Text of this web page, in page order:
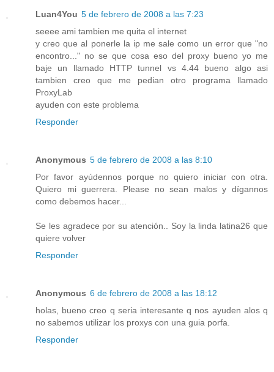
Luan4You 5 de febrero de 2008 a las 7:23
seeee ami tambien me quita el internet
y creo que al ponerle la ip me sale como un error que "no
encontro..." no se que cosa eso del proxy bueno yo me
baje un llamado HTTP tunnel vs 4.44 bueno algo asi
tambien creo que me pedian otro programa llamado
ProxyLab
ayuden con este problema
Responder
Anonymous 5 de febrero de 2008 a las 8:10
Por favor ayúdennos porque no quiero iniciar con otra.
Quiero mi guerrera. Please no sean malos y dígannos
como debemos hacer...
Se les agradece por su atención.. Soy la linda latina26 que
quiere volver
Responder
Anonymous 6 de febrero de 2008 a las 18:12
holas, bueno creo q seria interesante q nos ayuden alos q
no sabemos utilizar los proxys con una guia porfa.
Responder